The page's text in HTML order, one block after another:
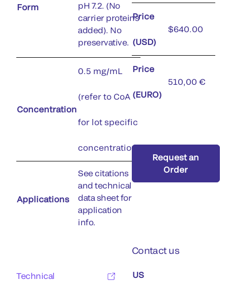
Form
pH 7.2. (No
carrier proteins
added). No
preservative.
Concentration
0.5 mg/mL
(refer to CoA
for lot specific
concentration)
Applications
See citations
and technical
data sheet for
application
info.
Technical
Price
(USD)
$640.00
Price
(EURO)
510,00 €
Request an
Order
Contact us
US